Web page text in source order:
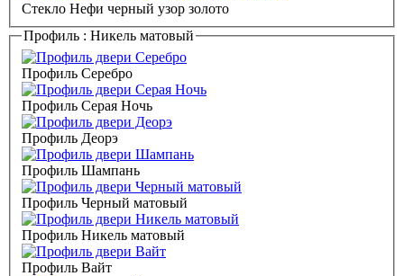
Стекло Нефи черный узор золото
Профиль : Никель матовый
Профиль Серебро
Профиль Серая Ночь
Профиль Деорэ
Профиль Шампань
Профиль Черный матовый
Профиль Никель матовый
Профиль Вайт